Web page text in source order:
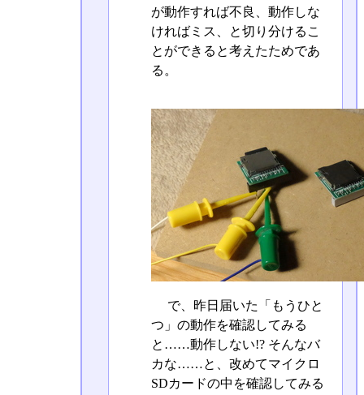
が動作すれば不良、動作しな
ければミス、と切り分けるこ
とができると考えたためであ
る。
で、昨日届いた「もうひと
つ」の動作を確認してみる
と……動作しない!? そんなバ
カな……と、改めてマイクロ
SDカードの中を確認してみる